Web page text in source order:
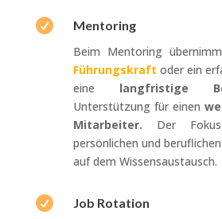

Mentoring
Beim Mentoring
Führungskraft oder ein
eine langfristige
Unterstützung für einen
Mitarbeiter. Der
persönlichen und
auf dem Wissensaustausch.

Job Rotation